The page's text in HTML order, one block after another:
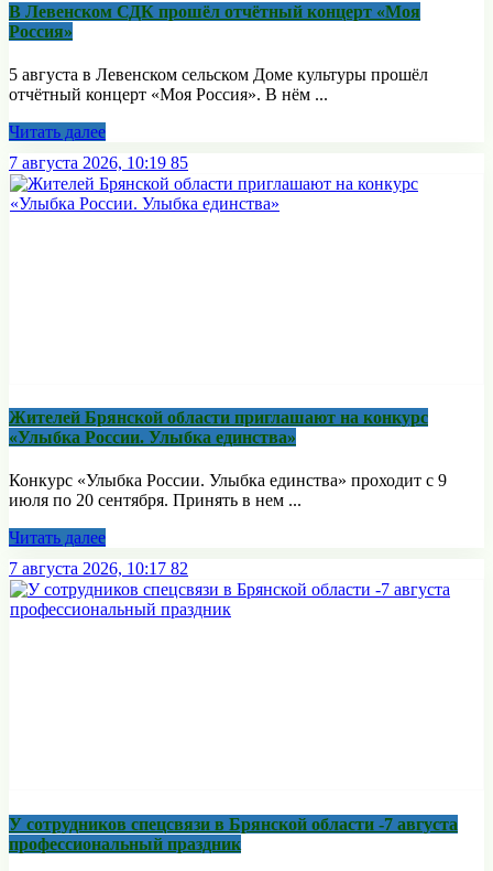
В Левенском СДК прошёл отчётный концерт «Моя
Россия»
5 августа в Левенском сельском Доме культуры прошёл
отчётный концерт «Моя Россия». В нём ...
Читать далее
7 августа 2026, 10:19 85
Жителей Брянской области приглашают на конкурс
«Улыбка России. Улыбка единства»
Конкурс «Улыбка России. Улыбка единства» проходит с 9
июля по 20 сентября. Принять в нем ...
Читать далее
7 августа 2026, 10:17 82
У сотрудников спецсвязи в Брянской области -7 августа
профессиональный праздник